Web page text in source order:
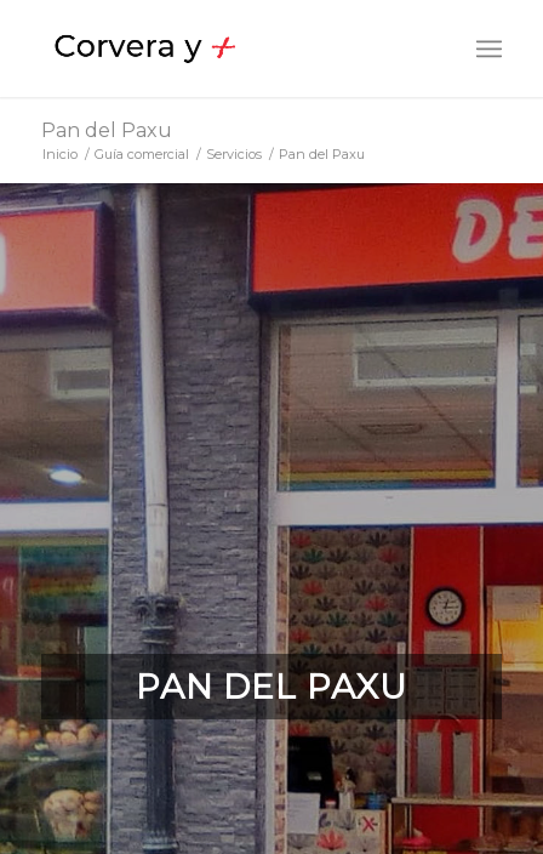
Pan del Paxu
Inicio / Guía comercial / Servicios / Pan del Paxu
PAN DEL PAXU